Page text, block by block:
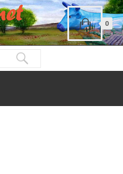
0